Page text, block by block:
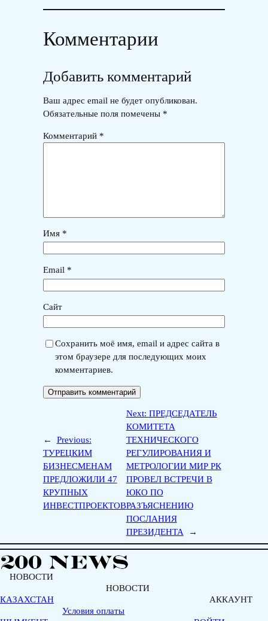
Комментарии
Добавить комментарий
Ваш адрес email не будет опубликован.
Обязательные поля помечены *
Комментарий *
Имя *
Email *
Сайт
Сохранить моё имя, email и адрес сайта в
этом браузере для последующих моих
комментариев.
←
Previous:
ТУРЕЦКИМ
БИЗНЕСМЕНАМ
ПРЕДЛОЖИЛИ 47
КРУПНЫХ
ИНВЕСТПРОЕКТОВ
Next: ПРЕДСЕДАТЕЛЬ
КОМИТЕТА
ТЕХНИЧЕСКОГО
РЕГУЛИРОВАНИЯ И
МЕТРОЛОГИИ МИР РК
ПРОВЕЛ ВСТРЕЧИ В
ЮКО ПО
РАЗЪЯСНЕНИЮ
ПОСЛАНИЯ
ПРЕЗИДЕНТА
→
НОВОСТИ
КАЗАХСТАН
НОВОСТИ
Условия оплаты
АККАУНТ